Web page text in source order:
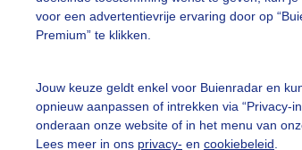
voor een advertentievrije ervaring door op
Premium” te klikken.
Jouw keuze geldt enkel voor Buienradar en
opnieuw aanpassen of intrekken via “Privacy-
onderaan onze website of in het menu van
Lees meer in ons privacy- en cookiebeleid
vragen
De Bilt